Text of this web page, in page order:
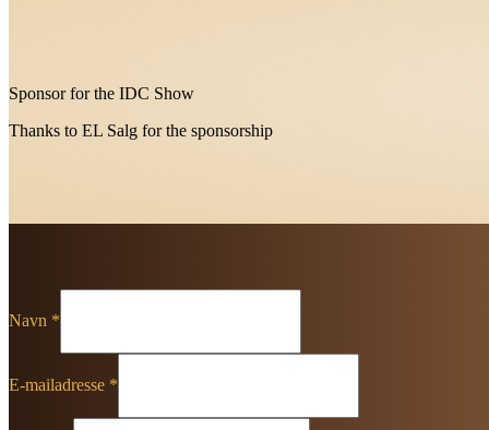
Sponsor for the IDC Show
Thanks to EL Salg for the sponsorship
Navn *
E-mailadresse *